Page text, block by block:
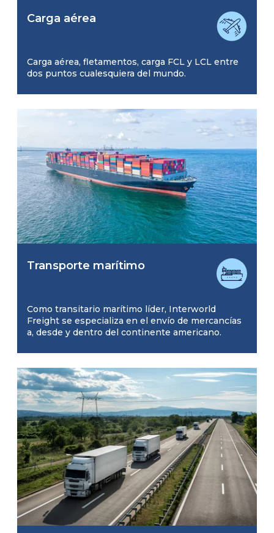
Carga aérea
Carga aérea, fletamentos, carga FCL y LCL entre
dos puntos cualesquiera del mundo.
Transporte marítimo
Como transitario marítimo líder, Interworld
Freight se especializa en el envío de mercancías
a, desde y dentro del continente americano.